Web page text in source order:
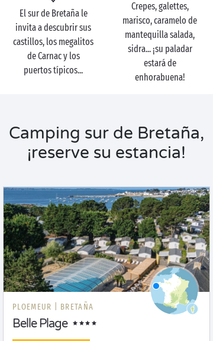
El sur de Bretaña le
invita a descubrir sus
castillos, los megalitos
de Carnac y los
puertos típicos...
Crepes, galettes,
marisco, caramelo de
mantequilla salada,
sidra... ¡su paladar
estará de
enhorabuena!
Camping sur de Bretaña,
¡reserve su estancia!
PLOEMEUR | BRETAÑA
Belle Plage